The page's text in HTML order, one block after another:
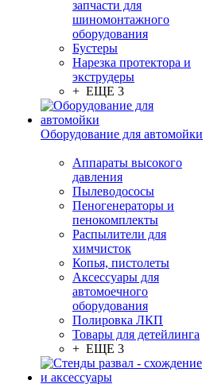
запчасти для
шиномонтажного
оборудования
Бустеры
Нарезка протектора и
экструдеры
+ ЕЩЕ 3
Оборудование для автомойки
Аппараты высокого
давления
Пылеводососы
Пеногенераторы и
пенокомплекты
Распылители для
химчисток
Копья, пистолеты
Аксессуары для
автомоечного
оборудования
Полировка ЛКП
Товары для детейлинга
+ ЕЩЕ 3